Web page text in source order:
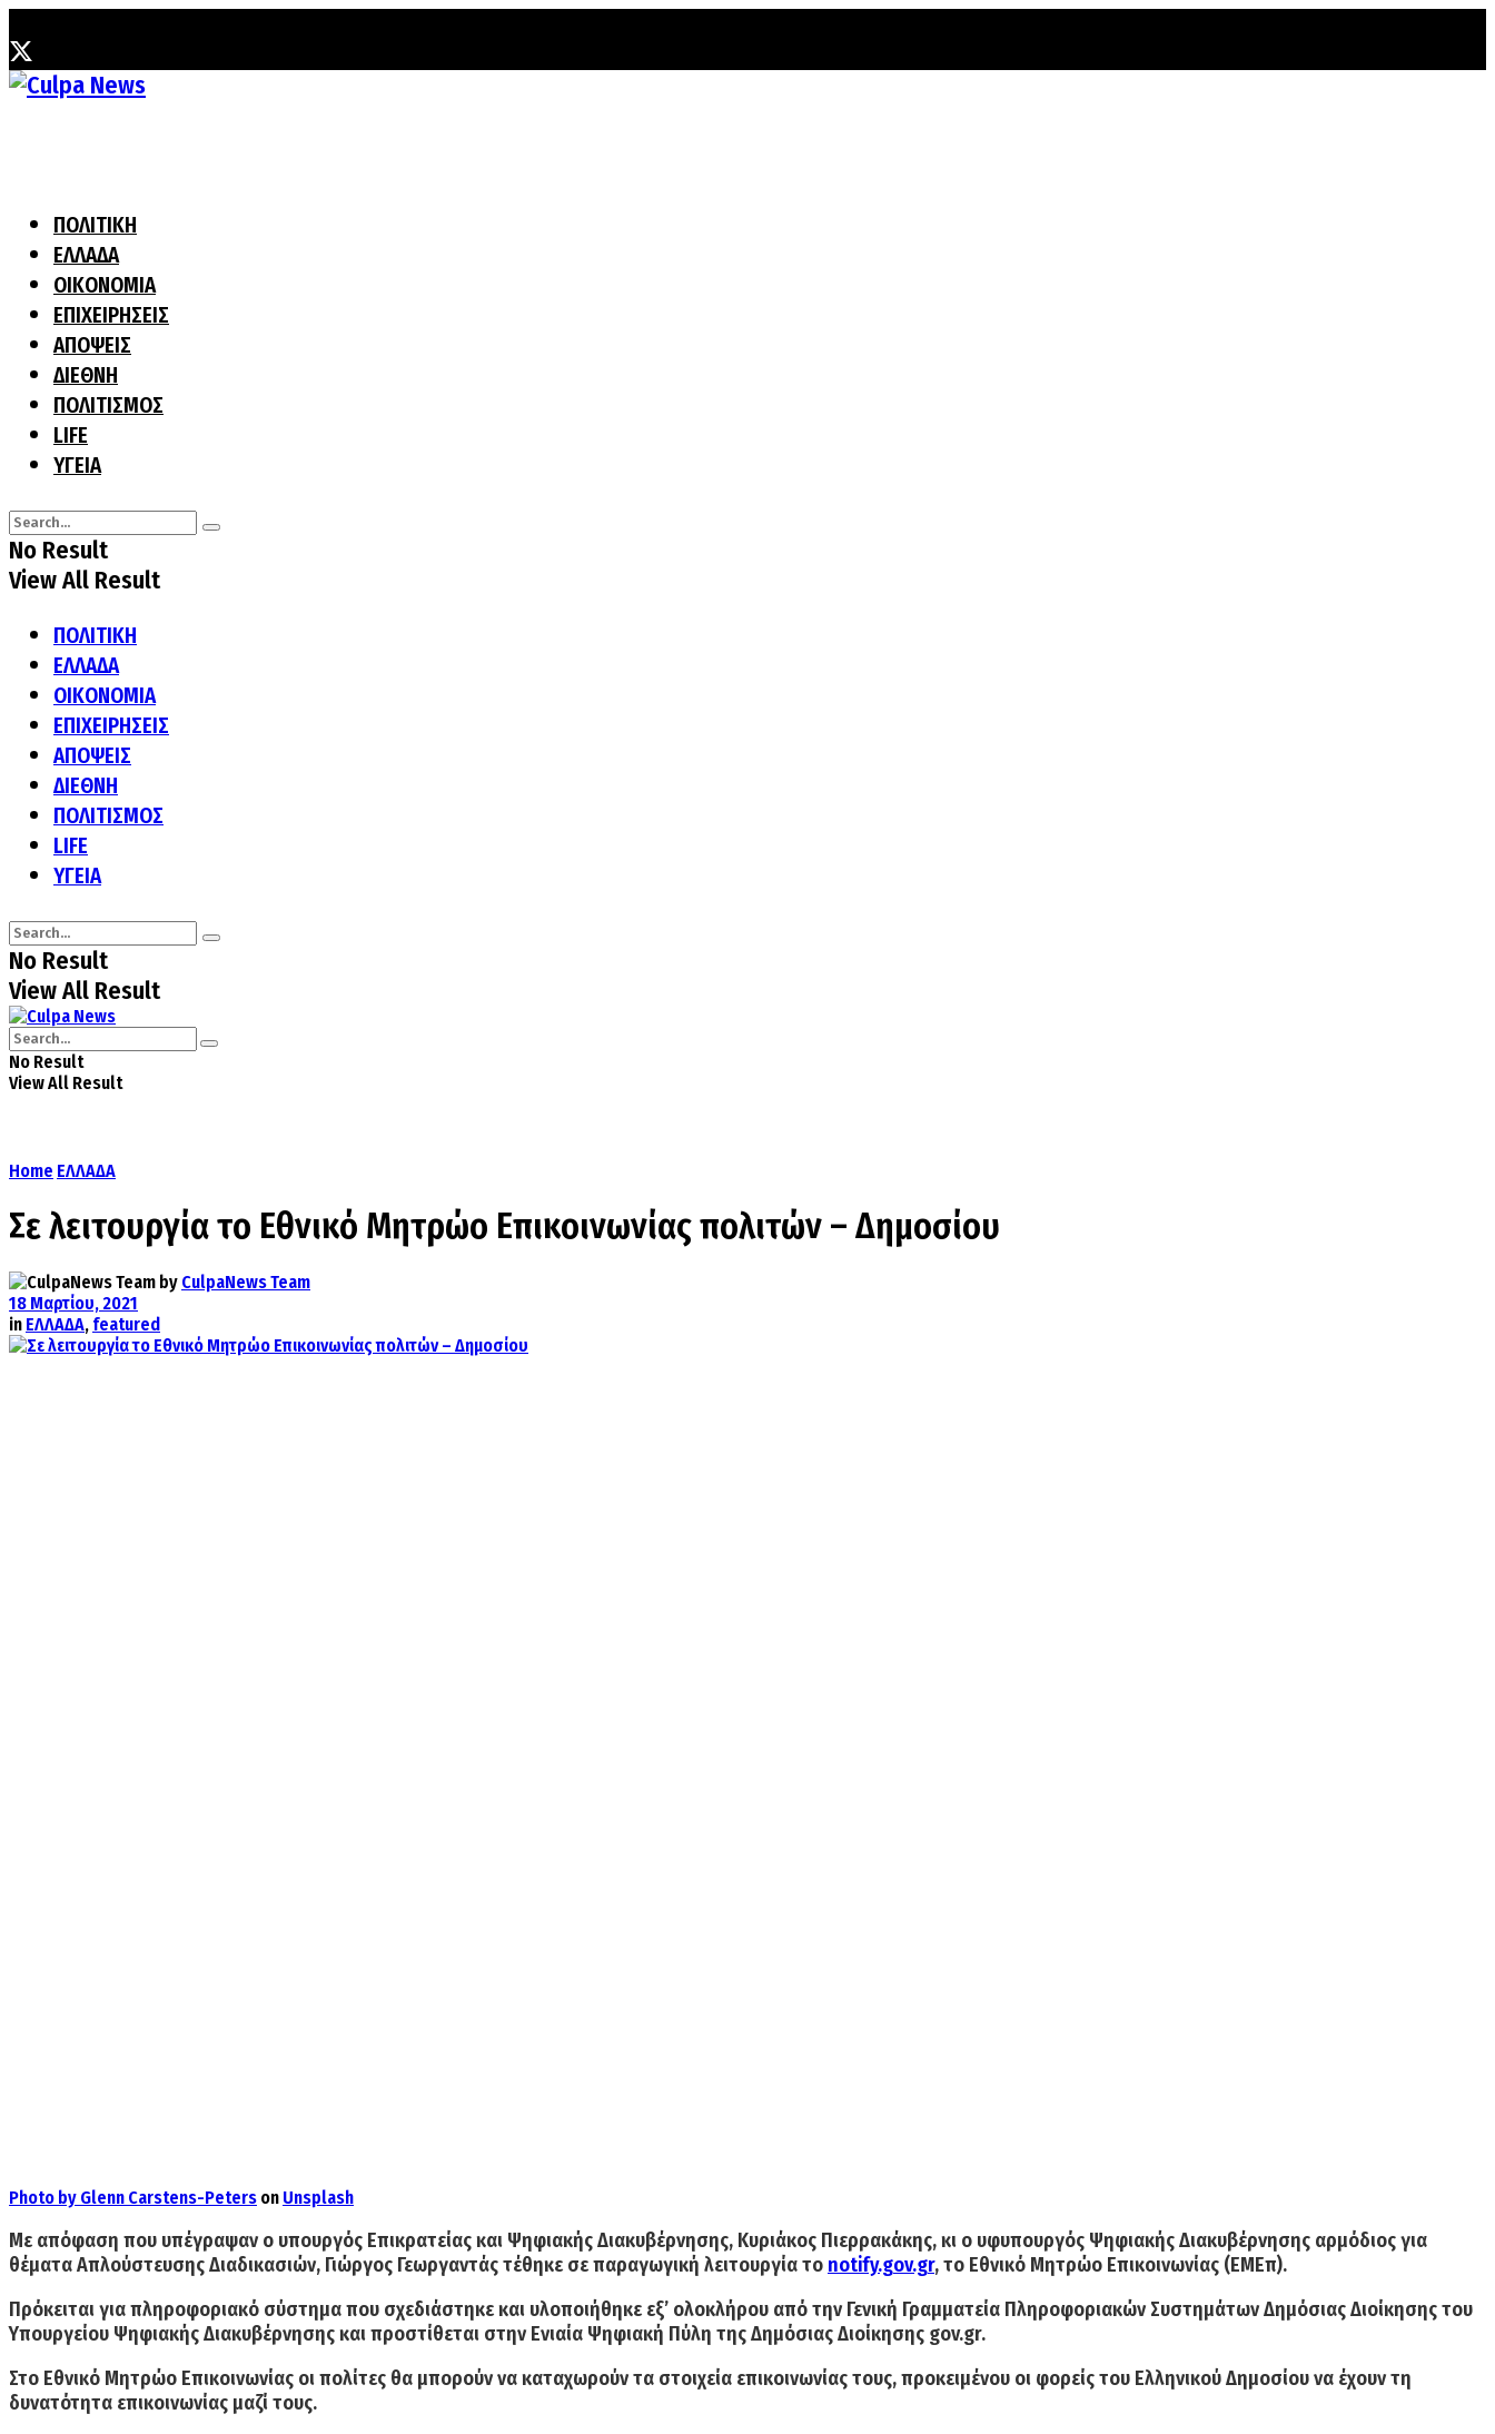
ΠΟΛΙΤΙΚΗ
ΕΛΛΑΔΑ
ΟΙΚΟΝΟΜΙΑ
ΕΠΙΧΕΙΡΗΣΕΙΣ
ΑΠΟΨΕΙΣ
ΔΙΕΘΝΗ
ΠΟΛΙΤΙΣΜΟΣ
LIFE
ΥΓΕΙΑ
No Result
View All Result
ΠΟΛΙΤΙΚΗ
ΕΛΛΑΔΑ
ΟΙΚΟΝΟΜΙΑ
ΕΠΙΧΕΙΡΗΣΕΙΣ
ΑΠΟΨΕΙΣ
ΔΙΕΘΝΗ
ΠΟΛΙΤΙΣΜΟΣ
LIFE
ΥΓΕΙΑ
No Result
View All Result
No Result
View All Result
Home ΕΛΛΑΔΑ
Σε λειτουργία το Εθνικό Μητρώο Επικοινωνίας πολιτών – Δημοσίου
by CulpaNews Team
18 Μαρτίου, 2021
in ΕΛΛΑΔΑ, featured
Photo by Glenn Carstens-Peters on Unsplash
Mε απόφαση που υπέγραψαν ο υπουργός Επικρατείας και Ψηφιακής Διακυβέρνησης, Κυριάκος Πιερρακάκης, κι ο υφυπουργός Ψηφιακής Διακυβέρνησης αρμόδιος για
θέματα Απλούστευσης Διαδικασιών, Γιώργος Γεωργαντάς τέθηκε σε παραγωγική λειτουργία το notify.gov.gr,το Εθνικό Μητρώο Επικοινωνίας (ΕΜΕπ).
Πρόκειται για πληροφοριακό σύστημα που σχεδιάστηκε και υλοποιήθηκε εξ’ ολοκλήρου από την Γενική Γραμματεία Πληροφοριακών Συστημάτων Δημόσιας Διοίκησης του
Υπουργείου Ψηφιακής Διακυβέρνησης και προστίθεται στην Ενιαία Ψηφιακή Πύλη της Δημόσιας Διοίκησης gov.gr.
Στο Εθνικό Μητρώο Επικοινωνίας οι πολίτες θα μπορούννα καταχωρούν τα στοιχεία επικοινωνίας τους,προκειμένου οι φορείς του Ελληνικού Δημοσίουνα έχουν τη
δυνατότητα επικοινωνίας μαζί τους.